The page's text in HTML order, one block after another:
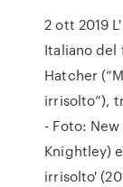
2 ott 2019
Italiano del
Hatcher
irrisolto”),
- Foto:
Knightley)
irrisolto'